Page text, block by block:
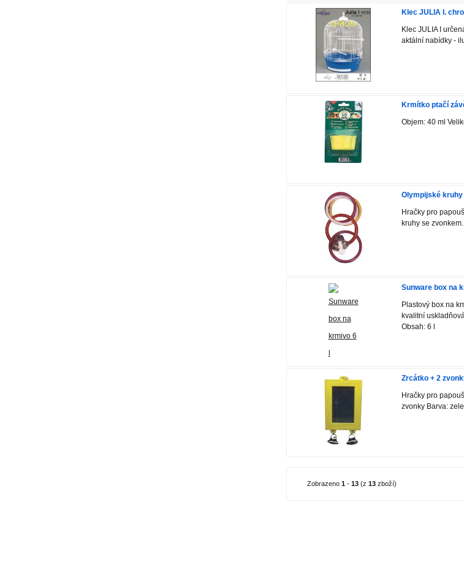
Klec JULIA I.
Klec JULIA I
aktální nabídky -
Krmítko ptačí
Objem: 40 ml
Olympijské
Hračky pro
kruhy se zvonkem.
Sunware box na
Plastový box na
kvalitní
Obsah: 6 l
Zrcátko + 2
Hračky pro
zvonky Barva:
Zobrazeno 1 - 13 (z 13 zboží)